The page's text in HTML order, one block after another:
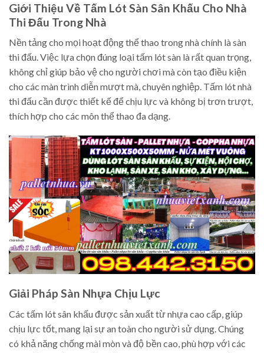
Giới Thiệu Về Tấm Lót Sàn Sân Khấu Cho Nhà
Thi Đấu Trong Nhà
Nền tảng cho mọi hoạt động thể thao trong nhà chính là sàn
thi đấu. Việc lựa chọn đúng loại tấm lót sàn là rất quan trọng,
không chỉ giúp bảo vệ cho người chơi mà còn tạo điều kiện
cho các màn trình diễn mượt mà, chuyên nghiệp. Tấm lót nhà
thi đấu cần được thiết kế để chịu lực và không bị trơn trượt,
thích hợp cho các môn thể thao đa dạng.
Giải Pháp Sàn Nhựa Chịu Lực
Các tấm lót sân khấu được sản xuất từ nhựa cao cấp, giúp
chịu lực tốt, mang lại sự an toàn cho người sử dụng. Chúng
có khả năng chống mài mòn và độ bền cao, phù hợp với các